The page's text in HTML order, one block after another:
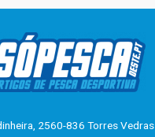
2560-836 Torres Vedras